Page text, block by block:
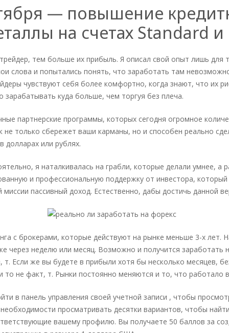
— повышение
на счетах Standard и
тем больше их прибыль. Я описал свой опыт лишь
слова и попытались понять, что заработать там
чувствуют себя более комфортно, когда знают, что их
куда больше, чем торгуя без плеча.
партнерские программы, которых сегодня огромное
не только сбережет ваши карманы, но и способен реально
долларах или рублях.
я наталкивалась на грабли, которые делали умнее, а
и профессиональную поддержку от инвестора,
пассивный доход. Естественно, дабы достичь данной
с брокерами, которые действуют на рынке меньше 3-х лет.
через неделю или месяц. Возможно и получится заработать
Если же вы будете в прибыли хотя бы несколько месяцев,
то не факт, т. Рынки постоянно меняются и то, что работало
в панель управления своей учетной записи , чтобы
просматривать десятки вариантов, чтобы
вашему профилю. Вы получаете 50 баллов за